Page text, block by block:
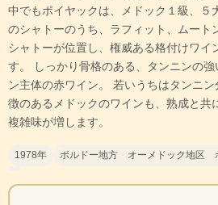
中でもポイヤックは、メドック１級、５
のシャトーのうち、ラフィット、ムート
シャトーが位置し、権威ある格付けワイ
す。 しっかり骨格のある、タンニンの
ン主体の赤ワイン。 若いうちはタンニ
徴のあるメドックのワインも、熟成と共
複雑味が増します。
1978年 ボルドー地方 オーメドック地区